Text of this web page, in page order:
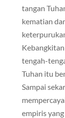
tangan
kematian
tengah-
Tuhan itu
Sampai
empiris